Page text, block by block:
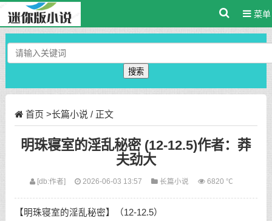
菜单
搜索
首页 >长篇小说 / 正文
明珠寝室的淫乱秘密 (12-12.5)作者：莽
夫劲大
[db:作者] 2026-06-03 13:57 长篇小说 6820 ℃
【明珠寝室的淫乱秘密】（12-12.5）